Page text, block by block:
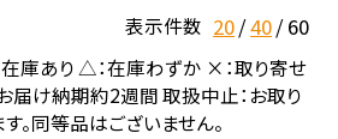
表示件数 20 40 60
庫あり △：在庫わずか ×：取り寄せ
届け納期約2週間 取扱中止：お取り
。同等品はございません。